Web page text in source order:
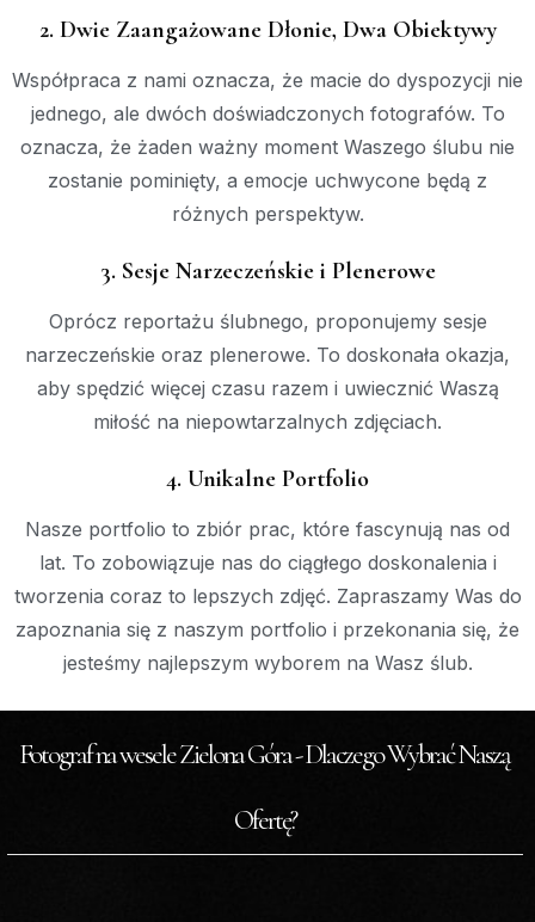
2. Dwie Zaangażowane Dłonie, Dwa Obiektywy
Współpraca z nami oznacza, że macie do dyspozycji nie
jednego, ale dwóch doświadczonych fotografów. To
oznacza, że żaden ważny moment Waszego ślubu nie
zostanie pominięty, a emocje uchwycone będą z
różnych perspektyw.
3. Sesje Narzeczeńskie i Plenerowe
Oprócz reportażu ślubnego, proponujemy sesje
narzeczeńskie oraz plenerowe. To doskonała okazja,
aby spędzić więcej czasu razem i uwiecznić Waszą
miłość na niepowtarzalnych zdjęciach.
4. Unikalne Portfolio
Nasze portfolio to zbiór prac, które fascynują nas od
lat. To zobowiązuje nas do ciągłego doskonalenia i
tworzenia coraz to lepszych zdjęć. Zapraszamy Was do
zapoznania się z naszym portfolio i przekonania się, że
jesteśmy najlepszym wyborem na Wasz ślub.
Fotograf na wesele Zielona Góra - Dlaczego Wybrać Naszą
Ofertę?​